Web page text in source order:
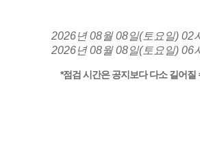
2026년 08월 08일(토요일) 02
2026년 08월 08일(토요일) 06
*점검 시간은 공지보다 다소 길어질